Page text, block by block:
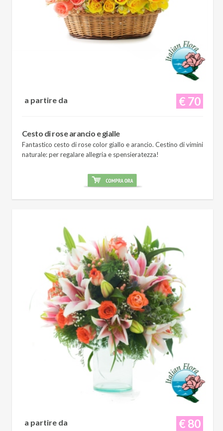
€ 70
a partire da
Cesto di rose arancio e gialle
Fantastico cesto di rose color giallo e arancio. Cestino di vimini
naturale: per regalare allegria e spensieratezza!
€ 80
a partire da